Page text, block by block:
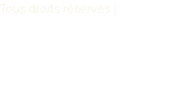
. Tous droits réservés｜